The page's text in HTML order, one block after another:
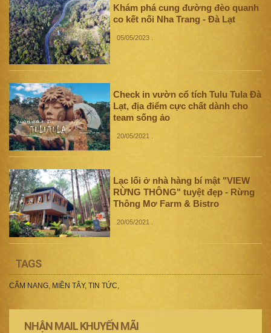
Khám phá cung đường đèo quanh
co kết nối Nha Trang - Đà Lạt
05/05/2023 .
Check in vườn cổ tích Tulu Tula Đà
Lạt, địa điểm cực chất dành cho
team sống ảo
20/05/2021
Lạc lối ở nhà hàng bí mật "VIEW
RỪNG THÔNG" tuyệt đẹp - Rừng
Thông Mơ Farm & Bistro
20/05/2021 .
TAGS
CẨM NANG, MIỀN TÂY, TIN TỨC,
NHẬN MAIL KHUYẾN MÃI